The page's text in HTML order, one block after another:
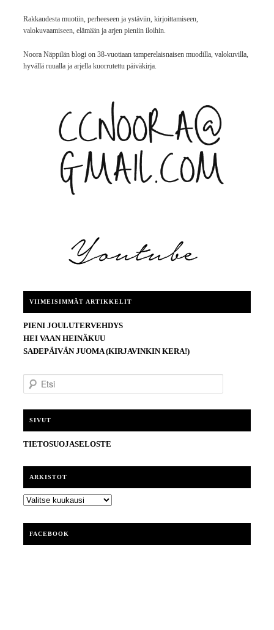
Rakkaudesta muotiin, perheeseen ja ystäviin, kirjoittamiseen,
valokuvaamiseen, elämään ja arjen pieniin iloihin.
Noora Näppilän blogi on 38-vuotiaan tamperelaisnaisen muodilla, valokuvilla,
hyvällä ruualla ja arjella kuorrutettu päiväkirja.
VIIMEISIMMÄT ARTIKKELIT
PIENI JOULUTERVEHDYS
HEI VAAN HEINÄKUU
SADEPÄIVÄN JUOMA (KIRJAVINKIN KERA!)
SIVUT
TIETOSUOJASELOSTE
ARKISTOT
ARKISTOT
FACEBOOK